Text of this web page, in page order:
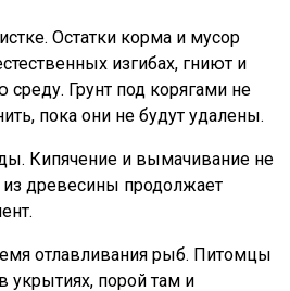
Остатки корма и мусор
изгибах, гниют и
Грунт под корягами не
пока они не будут удалены.
Кипячение и вымачивание не
из древесины продолжает
отлавливания рыб. Питомцы
укрытиях, порой там и